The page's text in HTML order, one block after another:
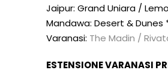
Jaipur: Grand Uniara /
Mandawa: Desert & Dunes
Varanasi: The Madin /
ESTENSIONE VARANASI